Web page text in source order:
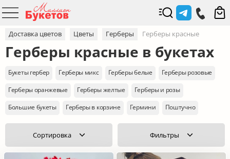
Доставка цветов Цветы Герберы Герберы красные
Герберы красные в букетах
Букеты гербер Герберы микс Герберы белые
Герберы розовые
Герберы оранжевые
Герберы желтые
Герберы и розы
Большие букеты
Герберы в корзине Гермини Поштучно
Сортировка Фильтры